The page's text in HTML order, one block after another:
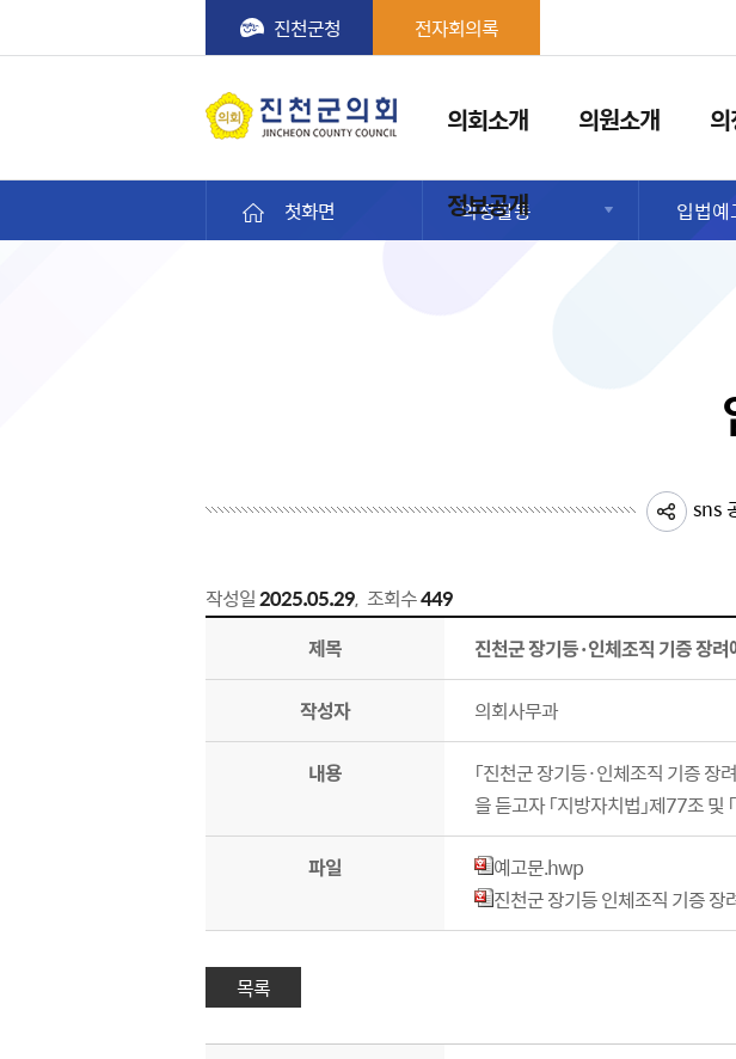
진천군의회
진천군청 전자회의록
의회소개 의원소개
정보공개
첫화면 의정활동 입법예
sns
작성일2025.05.29, 조회수449
조례안 예고 상세보기 - 제목, 작성자, 내용, 파일 제공
제목 진천군 장기등·인체조직 기증 장
작성자 의회사무과
내용
「진천군 장기등·인체조직 기증 장
을 듣고자 「지방자치법」제77조
파일
예고문.hwp
진천군 장기등 인체조직 기증
목록